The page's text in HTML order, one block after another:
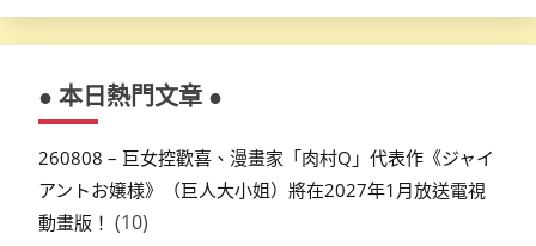
● 本日熱門文章 ●
260808 – 巨女控歡喜、漫畫家「肉村Q」代表作《ジャイ
アントお嬢様》（巨人大小姐）將在2027年1月放送電視
動畫版！ (10)